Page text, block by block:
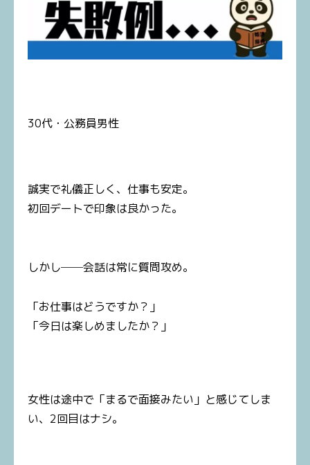
30代・公務員男性
誠実で礼儀正しく、仕事も安定。
初回デートで印象は良かった。
しかし──会話は常に質問攻め。
「お仕事はどうですか？」
「今日は楽しめましたか？」
女性は途中で「まるで面接みたい」と感じてしま
い、2回目はナシ。